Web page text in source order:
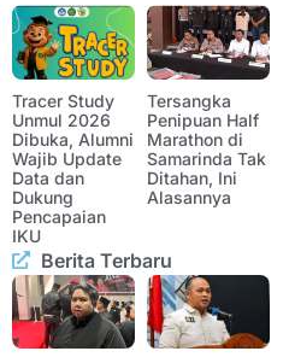
Tracer Study
Unmul 2026
Dibuka, Alumni
Wajib Update
Data dan
Dukung
Pencapaian
IKU
Tersangka
Penipuan Half
Marathon di
Samarinda Tak
Ditahan, Ini
Alasannya
Berita Terbaru